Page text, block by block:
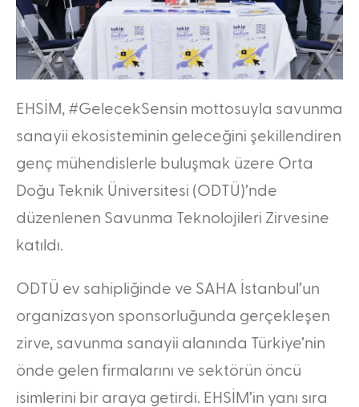
Taşınabilir RF Simülatörü (PRFS)
Radar Simülatör Sistemi (RASSİM)
Pasif Bileşik Algılama Sistemi (PCL)
KARİYER
MEDYA
Kurumsal Kimlik Ürün Broşürleri
EHSİM, #GelecekSensin mottosuyla savunma
sanayii ekosisteminin geleceğini şekillendiren
genç mühendislerle buluşmak üzere Orta
Doğu Teknik Üniversitesi (ODTÜ)’nde
düzenlenen Savunma Teknolojileri Zirvesine
katıldı.
ODTÜ ev sahipliğinde ve SAHA İstanbul’un
organizasyon sponsorluğunda gerçekleşen
zirve, savunma sanayii alanında Türkiye’nin
önde gelen firmalarını ve sektörün öncü
isimlerini bir araya getirdi. EHSİM’in yanı sıra